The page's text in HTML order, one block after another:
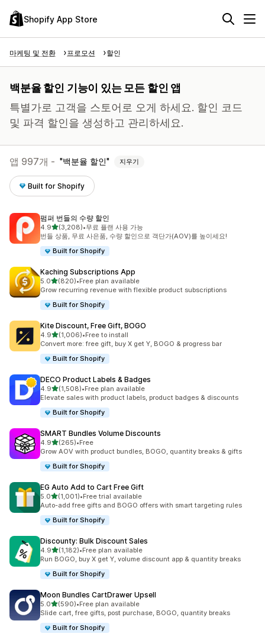
Shopify App Store
마케팅 및 전환 프로모션 할인
백분율 할인 기능이 있는 모든 할인 앱
특별가로 고객을 스토어로 오게 하세요. 할인 코드
및 파격 할인을 생성하고 관리하세요.
앱 997개 - 백분율 할인 지우기
Built for Shopify
펌퍼 번들의 수량 할인
4.9별 5개 중
(3,208)
총 리뷰 3208개
•무료 플랜 사용 가능
번들 상품, 무료 사은품, 수량 할인으로 객단가(AOV)를 높이세요!
Built for Shopify
Kaching Subscriptions App
5.0별 5개 중
(820)
총 리뷰 820개
•Free plan available
Grow recurring revenue with flexible product subscriptions
Built for Shopify
Kite Discount, Free Gift, BOGO
4.9별 5개 중
(1,006)
총 리뷰 1006개
•Free to install
Convert more: free gift, buy X get Y, BOGO & progress bar
Built for Shopify
DECO Product Labels & Badges
4.9별 5개 중
(1,508)
총 리뷰 1508개
•Free plan available
Elevate sales with product labels, product badges & discounts
Built for Shopify
SMART Bundles Volume Discounts
4.9별 5개 중
(265)
총 리뷰 265개
•Free
Grow AOV with product bundles, BOGO, quantity breaks & gifts
Built for Shopify
EG Auto Add to Cart Free Gift
5.0별 5개 중
(1,001)
총 리뷰 1001개
•Free trial available
Auto-add free gifts and BOGO offers with smart targeting rules
Built for Shopify
Discounty: Bulk Discount Sales
4.9별 5개 중
(1,182)
총 리뷰 1182개
•Free plan available
Run BOGO, buy X get Y, volume discount app & quantity breaks
Built for Shopify
Moon Bundles CartDrawer Upsell
5.0별 5개 중
(590)
총 리뷰 590개
•Free plan available
Slide cart, free gifts, post purchase, BOGO, quantity breaks
Built for Shopify